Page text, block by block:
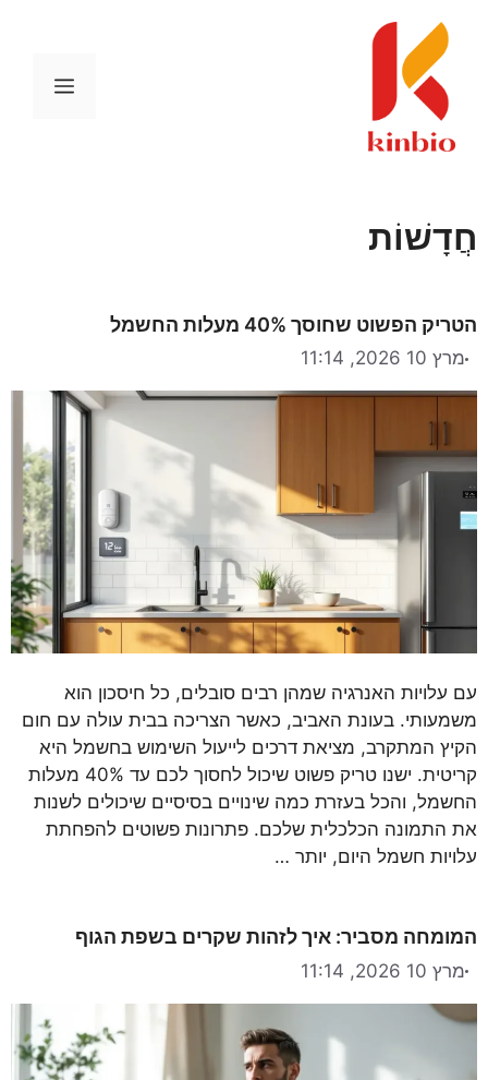
לתוכן
תפריט
חֲדָשׁוֹת
הטריק הפשוט שחוסך 40% מעלות החשמל
מרץ 10 2026, 11:14
עם עלויות האנרגיה שמהן רבים סובלים, כל חיסכון הוא
משמעותי. בעונת האביב, כאשר הצריכה בבית עולה עם חום
הקיץ המתקרב, מציאת דרכים לייעול השימוש בחשמל היא
קריטית. ישנו טריק פשוט שיכול לחסוך לכם עד 40% מעלות
החשמל, והכל בעזרת כמה שינויים בסיסיים שיכולים לשנות
את התמונה הכלכלית שלכם. פתרונות פשוטים להפחתת
עלויות חשמל היום, יותר …
המומחה מסביר: איך לזהות שקרים בשפת הגוף
מרץ 10 2026, 11:14